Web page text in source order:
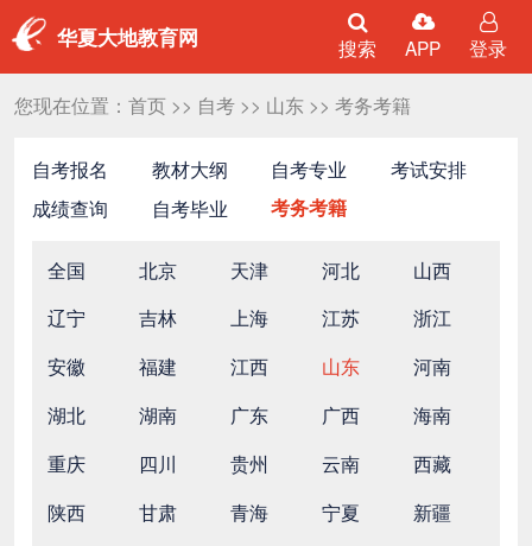
华夏大地教育网 搜索 APP 登录
您现在位置： 首页>> 自考>> 山东>> 考务考籍
自考报名 教材大纲 自考专业
考试安排
成绩查询
自考毕业 考务考籍
全国 北京 天津 河北
山西
辽宁
吉林 上海 江苏
浙江
安徽
福建 江西 山东
河南
湖北
湖南 广东 广西
海南
重庆
四川 贵州 云南
西藏
陕西
甘肃 青海 宁夏
新疆